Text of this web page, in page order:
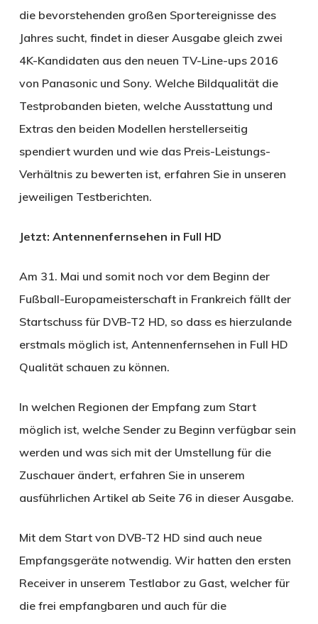
die bevorstehenden großen Sportereignisse des
Jahres sucht, findet in dieser Ausgabe gleich zwei
4K-Kandidaten aus den neuen TV-Line-ups 2016
von Panasonic und Sony. Welche Bildqualität die
Testprobanden bieten, welche Ausstattung und
Extras den beiden Modellen herstellerseitig
spendiert wurden und wie das Preis-Leistungs-
Verhältnis zu bewerten ist, erfahren Sie in unseren
jeweiligen Testberichten.
Jetzt: Antennenfernsehen in Full HD
Am 31. Mai und somit noch vor dem Beginn der
Fußball-Europameisterschaft in Frankreich fällt der
Startschuss für DVB-T2 HD, so dass es hierzulande
erstmals möglich ist, Antennenfernsehen in Full HD
Qualität schauen zu können.
In welchen Regionen der Empfang zum Start
möglich ist, welche Sender zu Beginn verfügbar sein
werden und was sich mit der Umstellung für die
Zuschauer ändert, erfahren Sie in unserem
ausführlichen Artikel ab Seite 76 in dieser Ausgabe.
Mit dem Start von DVB-T2 HD sind auch neue
Empfangsgeräte notwendig. Wir hatten den ersten
Receiver in unserem Testlabor zu Gast, welcher für
die frei empfangbaren und auch für die